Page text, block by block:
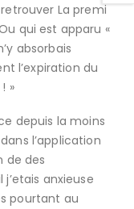
La premi
qui est apparu «
absorbais
l’expiration du
»
depuis la moins
l’application
de des
anxieuse
pourtant au